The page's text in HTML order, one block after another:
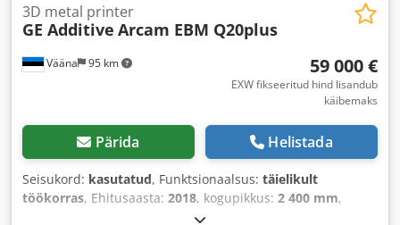
Vääna 95 km
3D metal printer
GE Additive Arcam EBM Q20plus
59 000 €
EXW fikseeritud hind lisandub
käibemaks
Pärida Helistada
Seisukord: kasutatud, Funktsionaalsus: täielikult
töökorras, Ehitusaasta: 2018, kogupikkus: 2 400 mm,
, kogulaius: